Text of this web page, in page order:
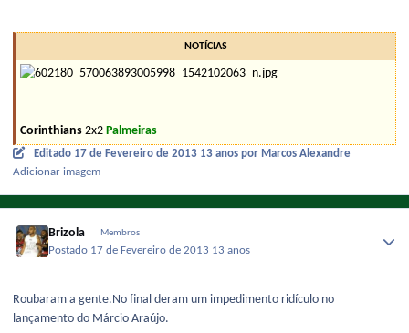
NOTÍCIAS
Corinthians 2x2 Palmeiras
Editado 17 de Fevereiro de 2013 13 anos por Marcos Alexandre
Adicionar imagem
Brizola Membros
Postado 17 de Fevereiro de 2013 13 anos
Roubaram a gente.No final deram um impedimento ridículo no
lançamento do Márcio Araújo.